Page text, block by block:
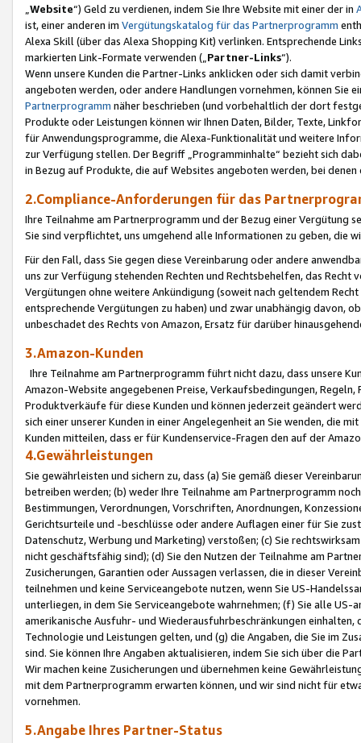
Website“) Geld zu verdienen, indem Sie Ihre Website mit einer der in
ist, einer anderen im Vergütungskatalog für das Partnerprogramm
Alexa Skill (über das Alexa Shopping Kit) verlinken. Entsprechende
markierten Link-Formate verwenden („ Partner-Links“).
Wenn unsere Kunden die Partner-Links anklicken oder sich damit
angeboten werden, oder andere Handlungen vornehmen, können Sie
Partnerprogramm näher beschrieben (und vorbehaltlich der dort
Produkte oder Leistungen können wir Ihnen Daten, Bilder, Texte,
für Anwendungsprogramme, die Alexa-Funktionalität und weitere
zur Verfügung stellen. Der Begriff „Programminhalte“ bezieht sich
in Bezug auf Produkte, die auf Websites angeboten werden, bei
2.Compliance-Anforderungen für das
Ihre Teilnahme am Partnerprogramm und der Bezug einer Vergütung
Sie sind verpflichtet, uns umgehend alle Informationen zu geben, die
Für den Fall, dass Sie gegen diese Vereinbarung oder andere
uns zur Verfügung stehenden Rechten und Rechtsbehelfen, das
Vergütungen ohne weitere Ankündigung (soweit nach geltendem
entsprechende Vergütungen zu haben) und zwar unabhängig davon,
unbeschadet des Rechts von Amazon, Ersatz für darüber
3.Amazon-Kunden
Ihre Teilnahme am Partnerprogramm führt nicht dazu, dass unsere
Amazon-Website angegebenen Preise, Verkaufsbedingungen,
Produktverkäufe für diese Kunden und können jederzeit geändert
sich einer unserer Kunden in einer Angelegenheit an Sie wenden, die
Kunden mitteilen, dass er für Kundenservice-Fragen den auf der
4.Gewährleistungen
Sie gewährleisten und sichern zu, dass (a) Sie gemäß dieser
betreiben werden; (b) weder Ihre Teilnahme am Partnerprogramm
Bestimmungen, Verordnungen, Vorschriften, Anordnungen,
Gerichtsurteile und -beschlüsse oder andere Auflagen einer für Sie
Datenschutz, Werbung und Marketing) verstoßen; (c) Sie
nicht geschäftsfähig sind); (d) Sie den Nutzen der Teilnahme am
Zusicherungen, Garantien oder Aussagen verlassen, die in dieser
teilnehmen und keine Serviceangebote nutzen, wenn Sie US-
unterliegen, in dem Sie Serviceangebote wahrnehmen; (f) Sie alle
amerikanische Ausfuhr- und Wiederausfuhrbeschränkungen
Technologie und Leistungen gelten, und (g) die Angaben, die Sie im
sind. Sie können Ihre Angaben aktualisieren, indem Sie sich über die
Wir machen keine Zusicherungen und übernehmen keine
mit dem Partnerprogramm erwarten können, und wir sind nicht für
vornehmen.
5.Angabe Ihres Partner-Status